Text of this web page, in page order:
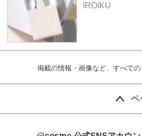
IROIKU
掲載の情報・画像など、すべて
ペ